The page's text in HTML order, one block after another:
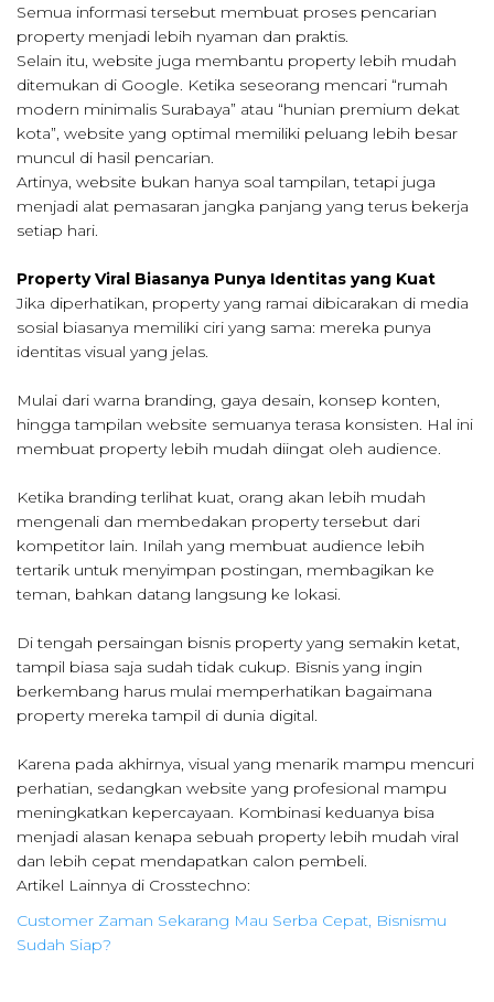
Semua informasi tersebut membuat proses pencarian
property menjadi lebih nyaman dan praktis.
Selain itu, website juga membantu property lebih mudah
ditemukan di Google. Ketika seseorang mencari “rumah
modern minimalis Surabaya” atau “hunian premium dekat
kota”, website yang optimal memiliki peluang lebih besar
muncul di hasil pencarian.
Artinya, website bukan hanya soal tampilan, tetapi juga
menjadi alat pemasaran jangka panjang yang terus bekerja
setiap hari.
Property Viral Biasanya Punya Identitas yang Kuat
Jika diperhatikan, property yang ramai dibicarakan di media
sosial biasanya memiliki ciri yang sama: mereka punya
identitas visual yang jelas.
Mulai dari warna branding, gaya desain, konsep konten,
hingga tampilan website semuanya terasa konsisten. Hal ini
membuat property lebih mudah diingat oleh audience.
Ketika branding terlihat kuat, orang akan lebih mudah
mengenali dan membedakan property tersebut dari
kompetitor lain. Inilah yang membuat audience lebih
tertarik untuk menyimpan postingan, membagikan ke
teman, bahkan datang langsung ke lokasi.
Di tengah persaingan bisnis property yang semakin ketat,
tampil biasa saja sudah tidak cukup. Bisnis yang ingin
berkembang harus mulai memperhatikan bagaimana
property mereka tampil di dunia digital.
Karena pada akhirnya, visual yang menarik mampu mencuri
perhatian, sedangkan website yang profesional mampu
meningkatkan kepercayaan. Kombinasi keduanya bisa
menjadi alasan kenapa sebuah property lebih mudah viral
dan lebih cepat mendapatkan calon pembeli.
Artikel Lainnya di Crosstechno:
Customer Zaman Sekarang Mau Serba Cepat, Bisnismu
Sudah Siap?